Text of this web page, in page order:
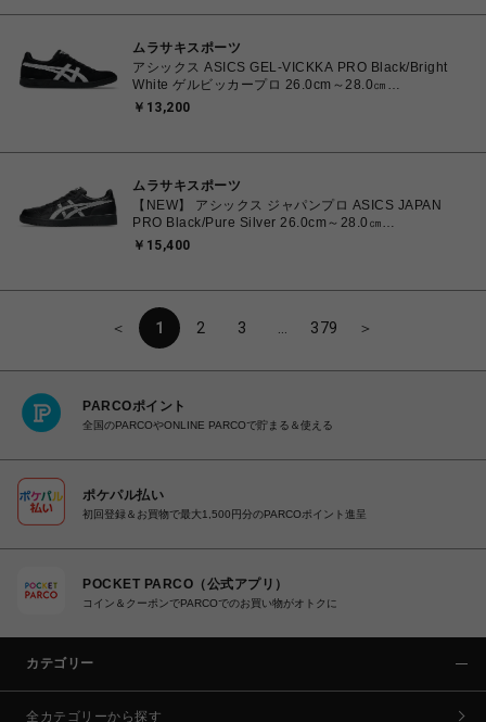
ムラサキスポーツ
アシックス ASICS GEL-VICKKA PRO Black/Bright
White ゲルビッカープロ 26.0cm～28.0㎝
1201A486.006 4570158997553 メンズ スニーカー
￥13,200
ムラサキスポーツ
【NEW】 アシックス ジャパンプロ ASICS JAPAN
PRO Black/Pure Silver 26.0cm～28.0㎝
1203B205.001 4573690068224 メンズ スニーカー
￥15,400
＜ 1 2 3 379 ＞
PARCOポイント
全国のPARCOやONLINE PARCOで貯まる＆使える
ポケパル払い
初回登録＆お買物で最大1,500円分のPARCOポイント進呈
POCKET PARCO（公式アプリ）
コイン＆クーポンでPARCOでのお買い物がオトクに
カテゴリー
全カテゴリーから探す